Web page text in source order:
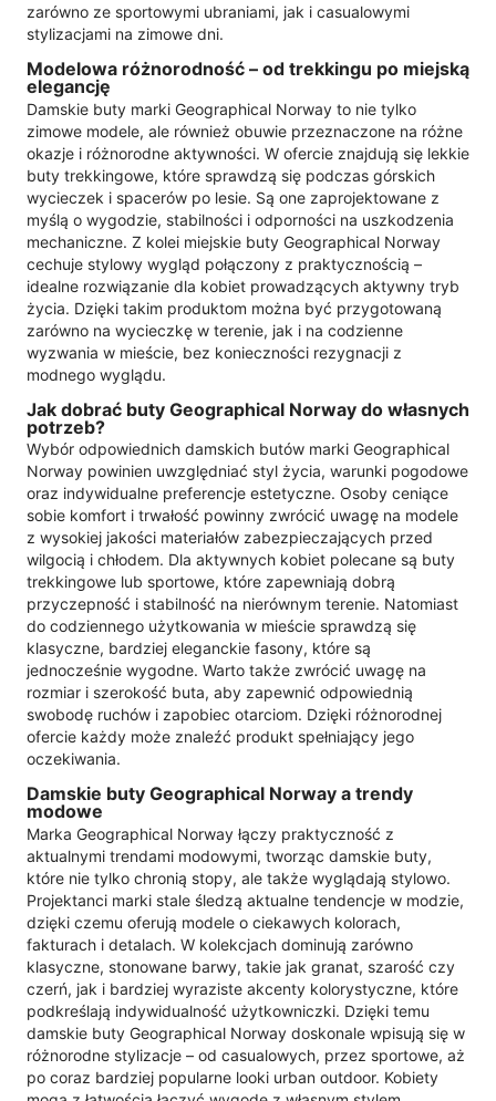
zarówno ze sportowymi ubraniami, jak i casualowymi
stylizacjami na zimowe dni.
Modelowa różnorodność – od trekkingu po miejską
elegancję
Damskie buty marki Geographical Norway to nie tylko
zimowe modele, ale również obuwie przeznaczone na różne
okazje i różnorodne aktywności. W ofercie znajdują się lekkie
buty trekkingowe, które sprawdzą się podczas górskich
wycieczek i spacerów po lesie. Są one zaprojektowane z
myślą o wygodzie, stabilności i odporności na uszkodzenia
mechaniczne. Z kolei miejskie buty Geographical Norway
cechuje stylowy wygląd połączony z praktycznością –
idealne rozwiązanie dla kobiet prowadzących aktywny tryb
życia. Dzięki takim produktom można być przygotowaną
zarówno na wycieczkę w terenie, jak i na codzienne
wyzwania w mieście, bez konieczności rezygnacji z
modnego wyglądu.
Jak dobrać buty Geographical Norway do własnych
potrzeb?
Wybór odpowiednich damskich butów marki Geographical
Norway powinien uwzględniać styl życia, warunki pogodowe
oraz indywidualne preferencje estetyczne. Osoby ceniące
sobie komfort i trwałość powinny zwrócić uwagę na modele
z wysokiej jakości materiałów zabezpieczających przed
wilgocią i chłodem. Dla aktywnych kobiet polecane są buty
trekkingowe lub sportowe, które zapewniają dobrą
przyczepność i stabilność na nierównym terenie. Natomiast
do codziennego użytkowania w mieście sprawdzą się
klasyczne, bardziej eleganckie fasony, które są
jednocześnie wygodne. Warto także zwrócić uwagę na
rozmiar i szerokość buta, aby zapewnić odpowiednią
swobodę ruchów i zapobiec otarciom. Dzięki różnorodnej
ofercie każdy może znaleźć produkt spełniający jego
oczekiwania.
Damskie buty Geographical Norway a trendy
modowe
Marka Geographical Norway łączy praktyczność z
aktualnymi trendami modowymi, tworząc damskie buty,
które nie tylko chronią stopy, ale także wyglądają stylowo.
Projektanci marki stale śledzą aktualne tendencje w modzie,
dzięki czemu oferują modele o ciekawych kolorach,
fakturach i detalach. W kolekcjach dominują zarówno
klasyczne, stonowane barwy, takie jak granat, szarość czy
czerń, jak i bardziej wyraziste akcenty kolorystyczne, które
podkreślają indywidualność użytkowniczki. Dzięki temu
damskie buty Geographical Norway doskonale wpisują się w
różnorodne stylizacje – od casualowych, przez sportowe, aż
po coraz bardziej popularne looki urban outdoor. Kobiety